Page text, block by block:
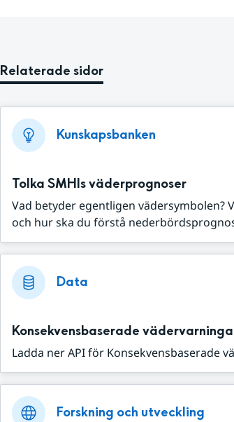
Relaterade sidor
Kunskapsbanken
Tolka SMHIs väderprognoser
Vad betyder egentligen vädersymbolen?
och hur ska du förstå
Data
Konsekvensbaserade
Ladda ner API för Konsekvensbaserade
Forskning och utveckling